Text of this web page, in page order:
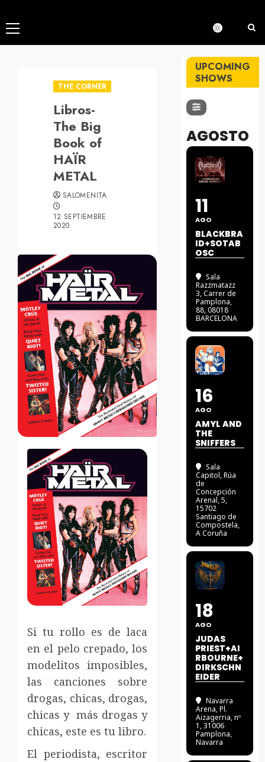
Menú
principal
THE CORNER
Libros-
The Big
Book of
HAÏR
METAL
SALOMENITA
12 SEPTIEMBRE
2020
Si tu rollo es de laca
en el pelo crepado, los
modelitos imposibles,
las canciones sobre
drogas, chicas, drogas,
chicas y más drogas y
chicas, este es tu libro.
El periodista, escritor
UPCOMING
SHOWS
AGOSTO
11
AGO
BLACKBRA
ID+SOTAB
OSC
Sala
Razzmatazz
3, Carrer de
Pamplona,
88, 08018
BARCELONA
16
AGO
AMYL AND
THE
SNIFFERS
Sala
Capitol, Rúa
de
Concepción
Arenal, 5,
15702
Santiago de
Compostela,
A Coruña
18
AGO
JUDAS
PRIEST+AI
RBOURNE+
DIRKSCHN
EIDER
Navarra
Arena, Pl.
Aizagerria, nº
1, 31006
Pamplona,
Navarra